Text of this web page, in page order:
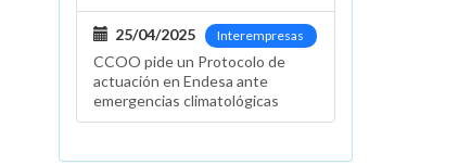
Interempresas
25/04/2025
CCOO pide un Protocolo de
actuación en Endesa ante
emergencias climatológicas